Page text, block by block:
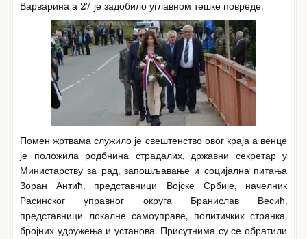
Варварина а 27 је задобило углавном тешке повреде.
Помен жртвама служило је свештенство овог краја а венце
је положила родбнина страдалих, државни секретар у
Министарству за рад, запошљавање и социјална питања
Зоран Антић, представници Војске Србије, начелник
Расинског управног округа Бранислав Весић,
представници локалне самоуправе, политичких странка,
бројних удружења и установа. Присутнима су се обратили